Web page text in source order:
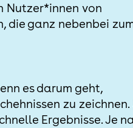
Nutzer*innen von
ganz nebenbei
es darum geht,
zu zeichnen.
Ergebnisse. Je